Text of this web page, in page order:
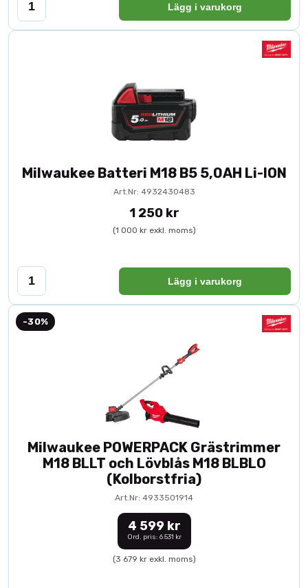
Lägg i varukorg
Milwaukee Batteri M18 B5 5,0AH Li-ION
Art.Nr: 4932430483
1 250 kr
(1 000 kr exkl. moms)
Lägg i varukorg
-30%
Milwaukee POWERPACK Grästrimmer
M18 BLLT och Lövblås M18 BLBLO
(Kolborstfria)
Art.Nr: 4933501914
4 599 kr
Ord. pris: 6 531 kr
(3 679 kr exkl. moms)